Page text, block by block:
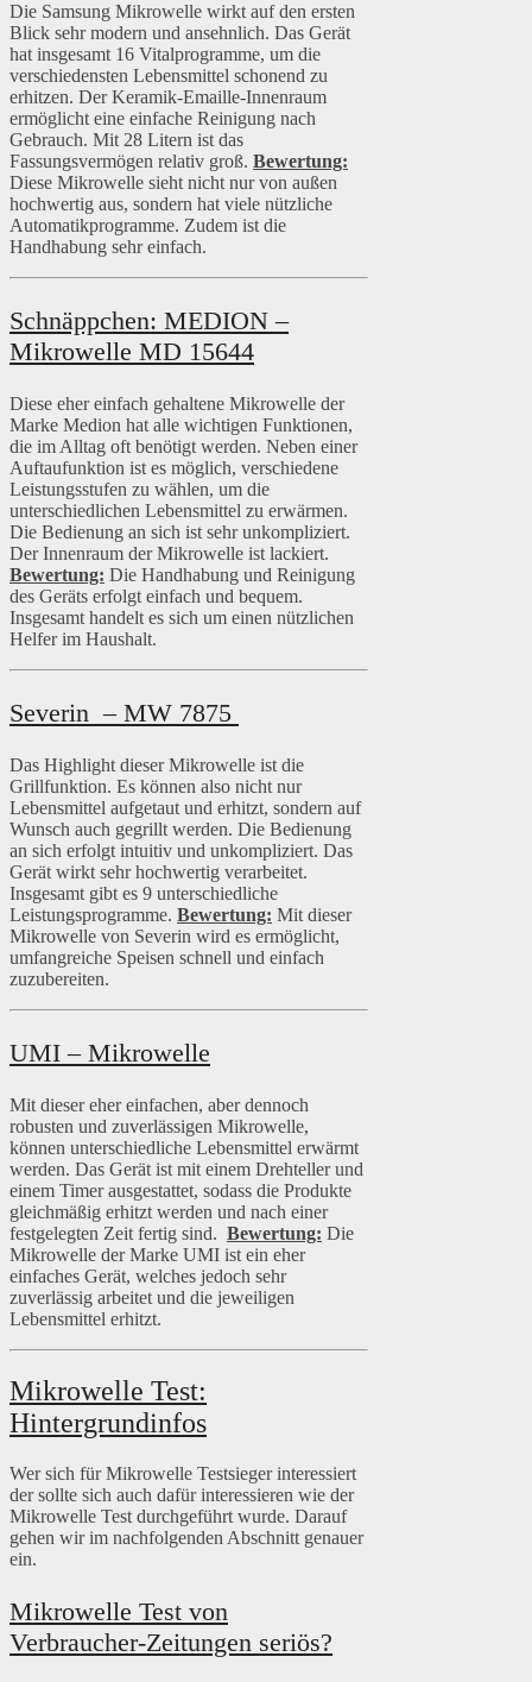
Die Samsung Mikrowelle wirkt auf den ersten
Blick sehr modern und ansehnlich. Das Gerät
hat insgesamt 16 Vitalprogramme, um die
verschiedensten Lebensmittel schonend zu
erhitzen. Der Keramik-Emaille-Innenraum
ermöglicht eine einfache Reinigung nach
Gebrauch. Mit 28 Litern ist das
Fassungsvermögen relativ groß. Bewertung:
Diese Mikrowelle sieht nicht nur von außen
hochwertig aus, sondern hat viele nützliche
Automatikprogramme. Zudem ist die
Handhabung sehr einfach.
Schnäppchen: MEDION –
Mikrowelle MD 15644
Diese eher einfach gehaltene Mikrowelle der
Marke Medion hat alle wichtigen Funktionen,
die im Alltag oft benötigt werden. Neben einer
Auftaufunktion ist es möglich, verschiedene
Leistungsstufen zu wählen, um die
unterschiedlichen Lebensmittel zu erwärmen.
Die Bedienung an sich ist sehr unkompliziert.
Der Innenraum der Mikrowelle ist lackiert.
Bewertung: Die Handhabung und Reinigung
des Geräts erfolgt einfach und bequem.
Insgesamt handelt es sich um einen nützlichen
Helfer im Haushalt.
Severin – MW 7875
Das Highlight dieser Mikrowelle ist die
Grillfunktion. Es können also nicht nur
Lebensmittel aufgetaut und erhitzt, sondern auf
Wunsch auch gegrillt werden. Die Bedienung
an sich erfolgt intuitiv und unkompliziert. Das
Gerät wirkt sehr hochwertig verarbeitet.
Insgesamt gibt es 9 unterschiedliche
Leistungsprogramme. Bewertung: Mit dieser
Mikrowelle von Severin wird es ermöglicht,
umfangreiche Speisen schnell und einfach
zuzubereiten.
UMI – Mikrowelle
Mit dieser eher einfachen, aber dennoch
robusten und zuverlässigen Mikrowelle,
können unterschiedliche Lebensmittel erwärmt
werden. Das Gerät ist mit einem Drehteller und
einem Timer ausgestattet, sodass die Produkte
gleichmäßig erhitzt werden und nach einer
festgelegten Zeit fertig sind. Bewertung: Die
Mikrowelle der Marke UMI ist ein eher
einfaches Gerät, welches jedoch sehr
zuverlässig arbeitet und die jeweiligen
Lebensmittel erhitzt.
Mikrowelle Test:
Hintergrundinfos
Wer sich für Mikrowelle Testsieger interessiert
der sollte sich auch dafür interessieren wie der
Mikrowelle Test durchgeführt wurde. Darauf
gehen wir im nachfolgenden Abschnitt genauer
ein.
Mikrowelle Test von
Verbraucher-Zeitungen seriös?